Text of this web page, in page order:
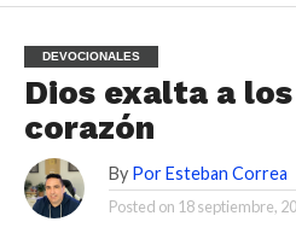
DEVOCIONALES
Dios exalta a
corazón
By Por Esteban Correa
Posted on 18 septiembre,